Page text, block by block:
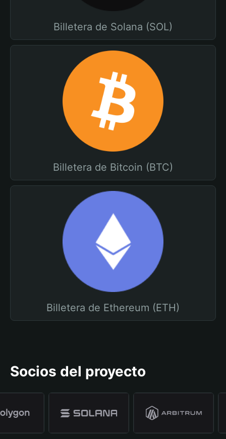
Billetera de Solana (SOL)
Billetera de Bitcoin (BTC)
Billetera de Ethereum (ETH)
Socios del proyecto